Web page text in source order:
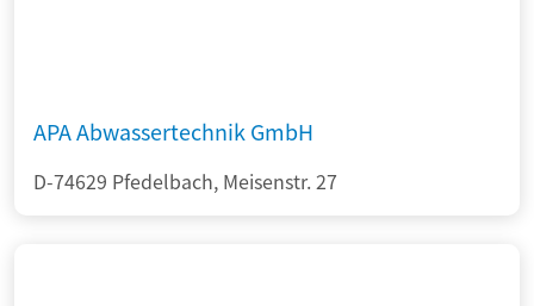
APA Abwassertechnik GmbH
D-74629 Pfedelbach, Meisenstr. 27